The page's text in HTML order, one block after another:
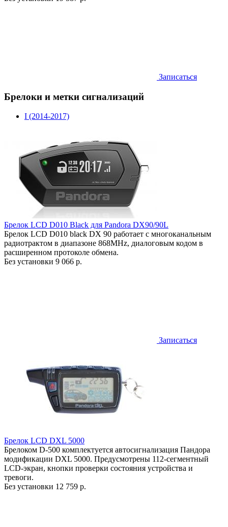
Записаться
Брелоки и метки сигнализаций
I (2014-2017)
Брелок LCD D010 Black для Pandora DX90/90L
Брелок LCD D010 black DX 90 работает c многоканальным
радиотрактом в диапазоне 868MHz, диалоговым кодом в
расширенном протоколе обмена.
Без установки 9 066 р.
Записаться
Брелок LCD DXL 5000
Брелоком D-500 комплектуется автосигнализация Пандора
модификации DXL 5000. Предусмотрены 112-сегментный
LCD-экран, кнопки проверки состояния устройства и
тревоги.
Без установки 12 759 р.